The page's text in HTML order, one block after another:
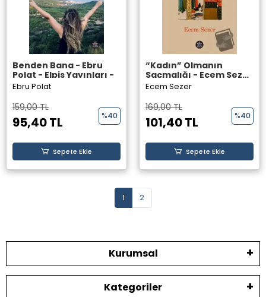
Benden Bana - Ebru
Polat - Elpis Yayınları -
Ebru Polat
159,00 TL
95,40 TL %40
Sepete Ekle
“Kadın” Olmanın
Saçmalığı - Ecem Sezer
Ecem Sezer
169,00 TL
101,40 TL %40
Sepete Ekle
1 2
Kurumsal
Kategoriler